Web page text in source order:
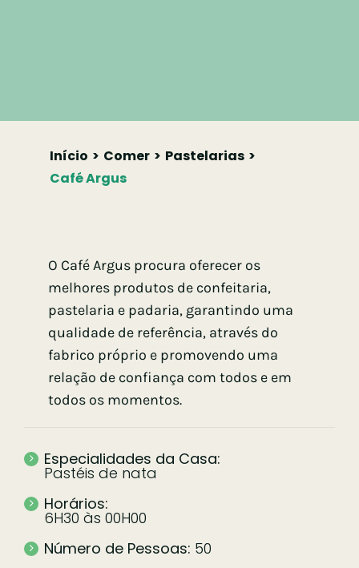
Início Comer
Pastelarias
Café Argus
O Café Argus procura oferecer os
melhores produtos de confeitaria,
pastelaria e padaria, garantindo uma
qualidade de referência, através do
fabrico próprio e promovendo uma
relação de confiança com todos e em
todos os momentos.
Especialidades da Casa:
Pastéis de nata
Horários:
6H30 às 00H00
Número de Pessoas: 50